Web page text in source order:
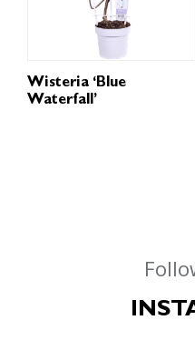
Wisteria ‘Blue
Waterfall’